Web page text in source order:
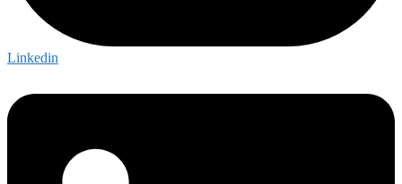
Linkedin